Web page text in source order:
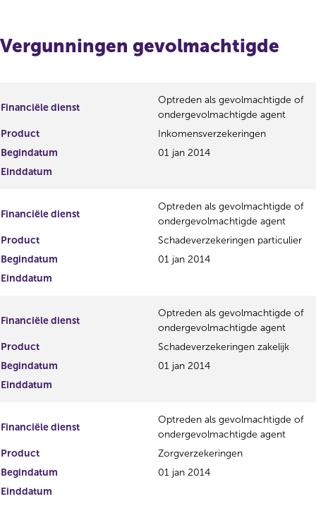
Vergunningen gevolmachtigde
Financiële dienst
Optreden als gevolmachtigde of
ondergevolmachtigde agent
Product
Inkomensverzekeringen
Begindatum
01 jan 2014
Einddatum
Financiële dienst
Optreden als gevolmachtigde of
ondergevolmachtigde agent
Product
Schadeverzekeringen particulier
Begindatum
01 jan 2014
Einddatum
Financiële dienst
Optreden als gevolmachtigde of
ondergevolmachtigde agent
Product
Schadeverzekeringen zakelijk
Begindatum
01 jan 2014
Einddatum
Financiële dienst
Optreden als gevolmachtigde of
ondergevolmachtigde agent
Product
Zorgverzekeringen
Begindatum
01 jan 2014
Einddatum